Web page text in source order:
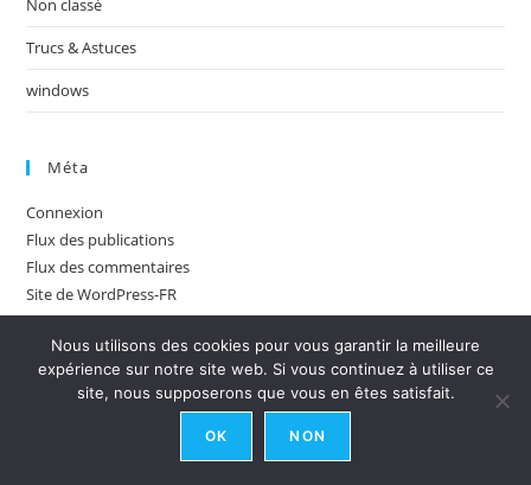
Non classé
Trucs & Astuces
windows
Méta
Connexion
Flux des publications
Flux des commentaires
Site de WordPress-FR
Copyright © 2026 -CDenis.com
Nous utilisons des cookies pour vous garantir la meilleure
expérience sur notre site web. Si vous continuez à utiliser ce
site, nous supposerons que vous en êtes satisfait.
OK NON